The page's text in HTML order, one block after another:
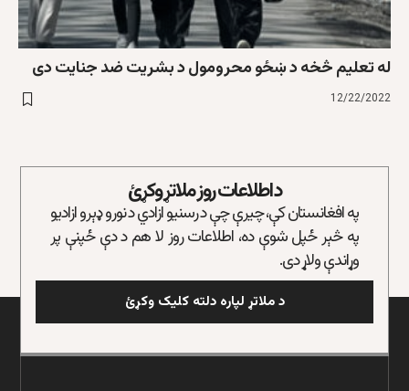
له تعلیم څخه د ښځو محرومول د بشريت ضد جنايت دی
12/22/2022
د اطلاعات روز ملاتړ وکړئ
په افغانستان کې، چیرې چې د رسنیو ازادي د نورو ډېرو ازادیو
په څېر ځپل شوې ده، اطلاعات روز لا هم د دې ځپنې پر
وړاندې ولاړ دی.
د ملاتړ لپاره دلته کلیک وکړئ